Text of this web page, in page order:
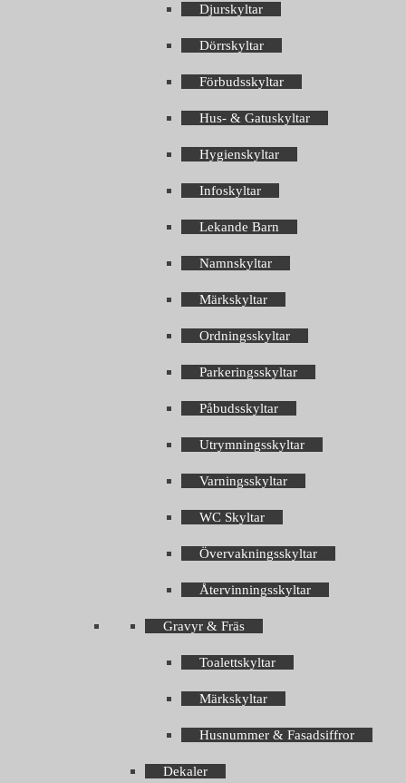
Djurskyltar
Dörrskyltar
Förbudsskyltar
Hus- & Gatuskyltar
Hygienskyltar
Infoskyltar
Lekande Barn
Namnskyltar
Märkskyltar
Ordningsskyltar
Parkeringsskyltar
Påbudsskyltar
Utrymningsskyltar
Varningsskyltar
WC Skyltar
Övervakningsskyltar
Återvinningsskyltar
Gravyr & Fräs
Toalettskyltar
Märkskyltar
Husnummer & Fasadsiffror
Dekaler